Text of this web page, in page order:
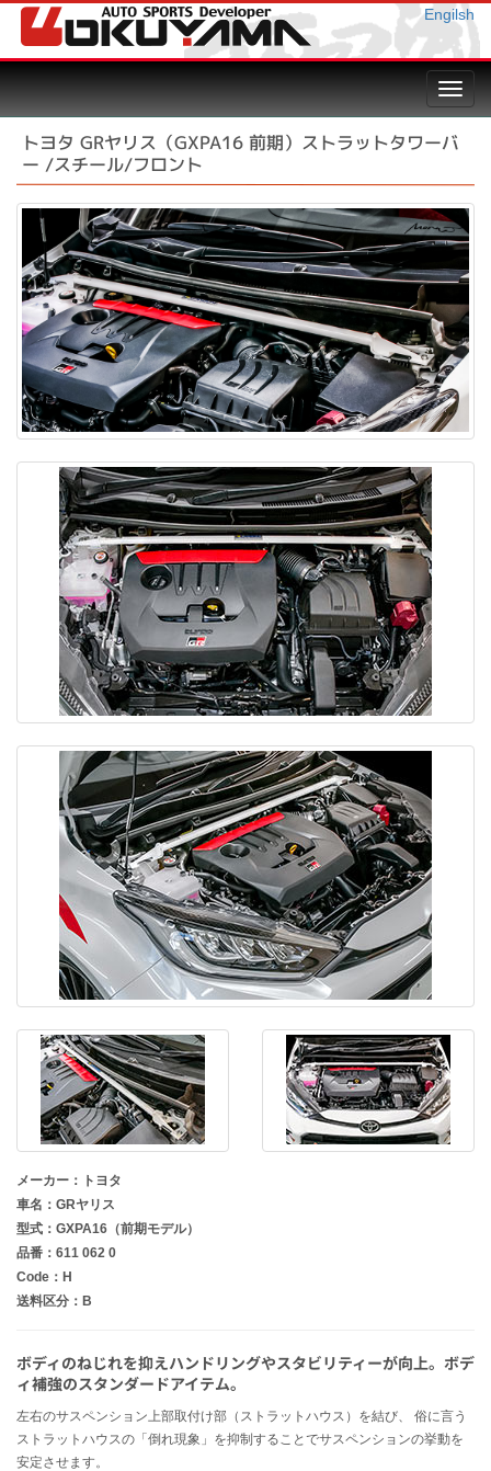
Engilsh
トヨタ GRヤリス（GXPA16 前期）ストラットタワーバ
ー /スチール/フロント
メーカー：トヨタ
車名：GRヤリス
型式：GXPA16（前期モデル）
品番：611 062 0
Code：H
送料区分：B
ボディのねじれを抑えハンドリングやスタビリティーが向上。ボデ
ィ補強のスタンダードアイテム。
左右のサスペンション上部取付け部（ストラットハウス）を結び、 俗に言う
ストラットハウスの「倒れ現象」を抑制することでサスペンションの挙動を
安定させます。